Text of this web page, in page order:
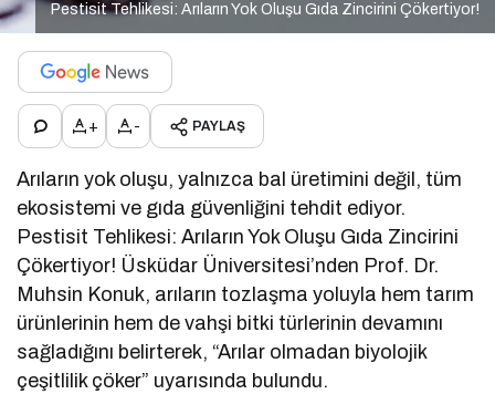
Pestisit Tehlikesi: Arıların Yok Oluşu Gıda Zincirini Çökertiyor!
+ - PAYLAŞ
Arıların yok oluşu, yalnızca bal üretimini değil, tüm
ekosistemi ve gıda güvenliğini tehdit ediyor.
Pestisit Tehlikesi: Arıların Yok Oluşu Gıda Zincirini
Çökertiyor! Üsküdar Üniversitesi’nden Prof. Dr.
Muhsin Konuk, arıların tozlaşma yoluyla hem tarım
ürünlerinin hem de vahşi bitki türlerinin devamını
sağladığını belirterek, “Arılar olmadan biyolojik
çeşitlilik çöker” uyarısında bulundu.